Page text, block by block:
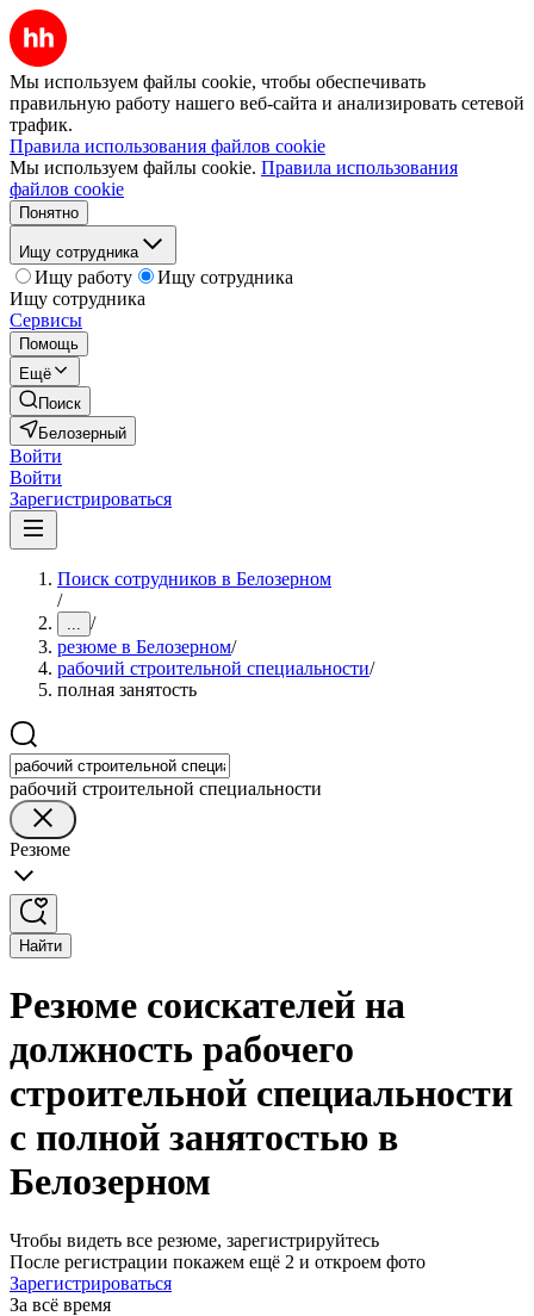
Мы используем файлы cookie, чтобы обеспечивать
правильную работу нашего веб-сайта и анализировать сетевой
трафик.
Правила использования файлов cookie
Мы используем файлы cookie. Правила использования
файлов cookie
Понятно
Ищу сотрудника
Ищу работу
Ищу сотрудника
Ищу сотрудника
Сервисы
Помощь
Ещё
Поиск
Белозерный
Войти
Войти
Зарегистрироваться
Поиск сотрудников в Белозерном
/
... /
резюме в Белозерном/
рабочий строительной специальности/
полная занятость
рабочий строительной специальности
Резюме
Найти
Резюме соискателей на
должность рабочего
строительной специальности
с полной занятостью в
Белозерном
Чтобы видеть все резюме, зарегистрируйтесь
После регистрации покажем ещё 2 и откроем фото
Зарегистрироваться
За всё время